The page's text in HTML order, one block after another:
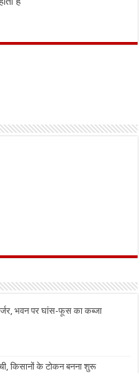
भवन पर घांस-फूस का कब्जा
किसानों के टोकन बनना शुरू